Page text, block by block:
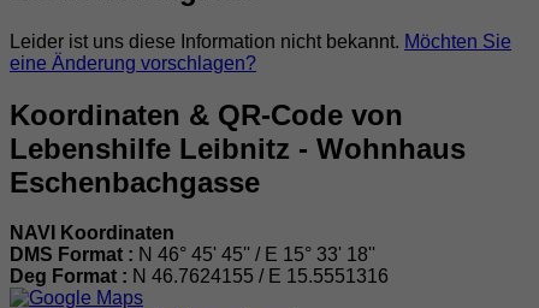
Leider ist uns diese Information nicht bekannt. Möchten Sie
eine Änderung vorschlagen?
Koordinaten & QR-Code von
Lebenshilfe Leibnitz - Wohnhaus
Eschenbachgasse
NAVI Koordinaten
DMS Format : N 46° 45' 45'' / E 15° 33' 18''
Deg Format : N 46.7624155 / E 15.5551316